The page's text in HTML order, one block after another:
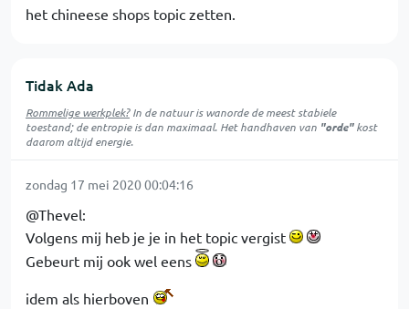
het chineese shops topic zetten.
Tidak Ada
Rommelige werkplek?In de natuur iswanordede meest stabiele
toestand; de entropie is dan maximaal. Het handhaven van "orde"kost
daarom altijd energie.
zondag 17 mei 2020 00:04:16
@Thevel:
Volgens mij heb je je in het topic vergist
Gebeurt mij ook wel eens
idem als hierboven